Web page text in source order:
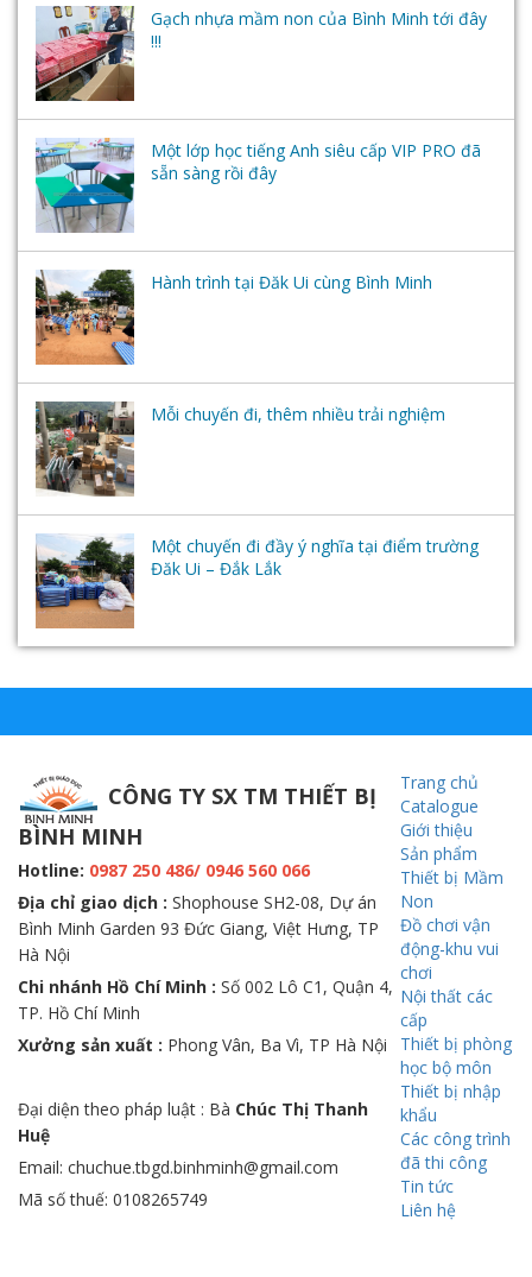
Gạch nhựa mầm non của Bình Minh tới đây
!!!
Một lớp học tiếng Anh siêu cấp VIP PRO đã
sẵn sàng rồi đây
Hành trình tại Đăk Ui cùng Bình Minh
Mỗi chuyến đi, thêm nhiều trải nghiệm
Một chuyến đi đầy ý nghĩa tại điểm trường
Đăk Ui – Đắk Lắk
CÔNG TY SX TM THIẾT BỊ
BÌNH MINH
Hotline: 0987 250 486/ 0946 560 066
Địa chỉ giao dịch : Shophouse SH2-08, Dự án
Bình Minh Garden 93 Đức Giang, Việt Hưng, TP
Hà Nội
Chi nhánh Hồ Chí Minh : Số 002 Lô C1, Quận 4,
TP. Hồ Chí Minh
Xưởng sản xuất : Phong Vân, Ba Vì, TP Hà Nội
Đại diện theo pháp luật : Bà Chúc Thị Thanh
Huệ
Email: chuchue.tbgd.binhminh@gmail.com
Mã số thuế: 0108265749
Trang chủ
Catalogue
Giới thiệu
Sản phẩm
Thiết bị Mầm
Non
Đồ chơi vận
động-khu vui
chơi
Nội thất các
cấp
Thiết bị phòng
học bộ môn
Thiết bị nhập
khẩu
Các công trình
đã thi công
Tin tức
Liên hệ